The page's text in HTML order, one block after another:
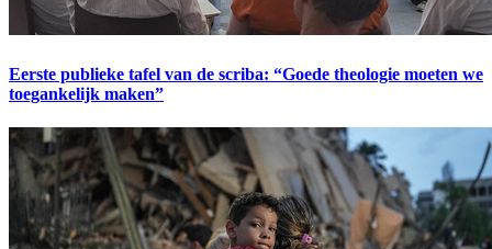
Eerste publieke tafel van de scriba: “Goede theologie moeten we
toegankelijk maken”